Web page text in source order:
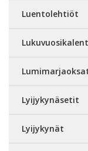
Luentolehtiöt
Lyijykynäsetit
Lyijykynät